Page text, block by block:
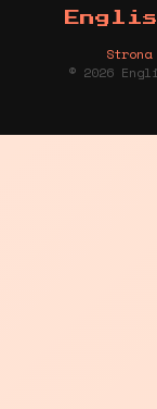
Strona
© 2026